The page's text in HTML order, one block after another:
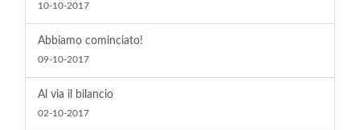
10-10-2017
Abbiamo cominciato!
09-10-2017
Al via il bilancio
02-10-2017